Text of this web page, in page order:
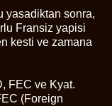
yasadiktan sonra,
Fransiz yapisi
kesti ve zamana
FEC ve Kyat.
(Foreign